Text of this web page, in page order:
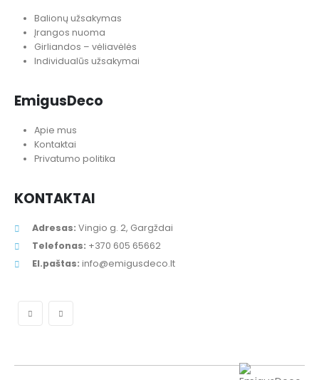
Balionų užsakymas
Įrangos nuoma
Girliandos – vėliavėlės
Individualūs užsakymai
EmigusDeco
Apie mus
Kontaktai
Privatumo politika
KONTAKTAI
Adresas: Vingio g. 2, Gargždai
Telefonas: +370 605 65662
El.paštas: info@emigusdeco.lt